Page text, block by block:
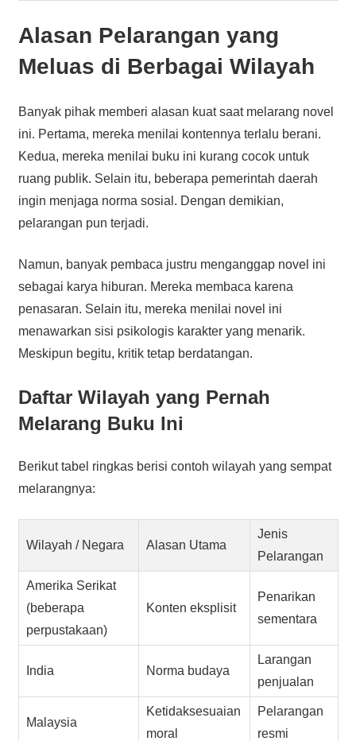
Alasan Pelarangan yang
Meluas di Berbagai Wilayah
Banyak pihak memberi alasan kuat saat melarang novel
ini. Pertama, mereka menilai kontennya terlalu berani.
Kedua, mereka menilai buku ini kurang cocok untuk
ruang publik. Selain itu, beberapa pemerintah daerah
ingin menjaga norma sosial. Dengan demikian,
pelarangan pun terjadi.
Namun, banyak pembaca justru menganggap novel ini
sebagai karya hiburan. Mereka membaca karena
penasaran. Selain itu, mereka menilai novel ini
menawarkan sisi psikologis karakter yang menarik.
Meskipun begitu, kritik tetap berdatangan.
Daftar Wilayah yang Pernah
Melarang Buku Ini
Berikut tabel ringkas berisi contoh wilayah yang sempat
melarangnya:
Wilayah / Negara Alasan Utama
Jenis
Pelarangan
Amerika Serikat
(beberapa
perpustakaan)
Konten eksplisit
Penarikan
sementara
India Norma budaya
Larangan
penjualan
Malaysia
Ketidaksesuaian
moral
Pelarangan
resmi